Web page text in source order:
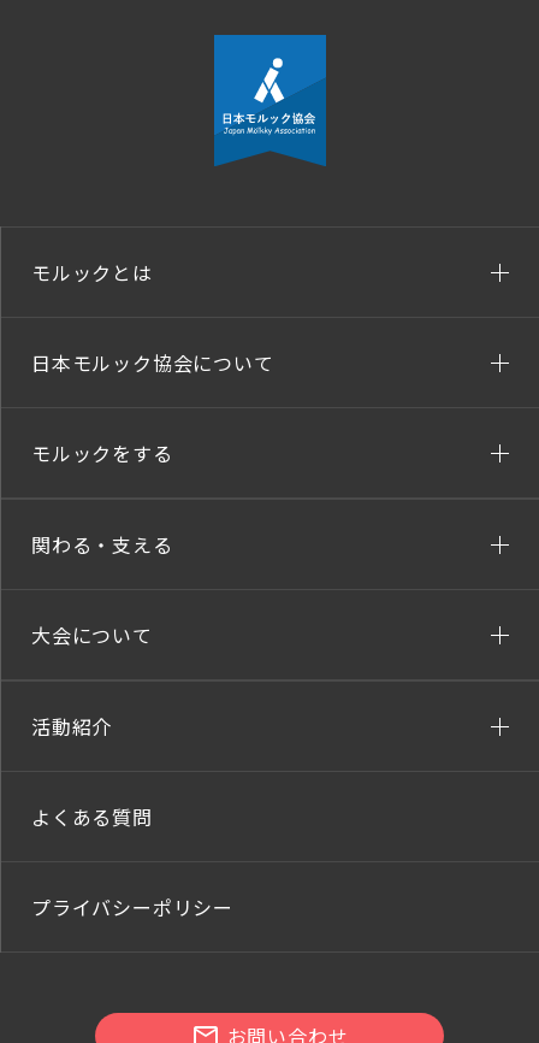
モルックとは
日本モルック協会について
モルックをする
関わる・支える
大会について
活動紹介
よくある質問
プライバシーポリシー
お問い合わせ